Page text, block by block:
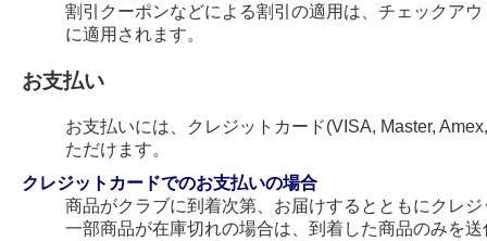
割引クーポンなどによる割引の適用は、チェックア
に適用されます。
お支払い
お支払いには、クレジットカード(VISA, Master,
ただけます。
クレジットカードでのお支払いの場合
商品がクラブに到着次第、お届けするとともにクレ
一部商品が在庫切れの場合は、到着した商品のみを